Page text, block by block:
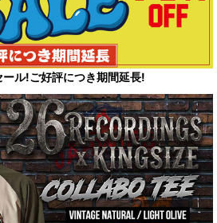
ル!ご好評につき期間延長!